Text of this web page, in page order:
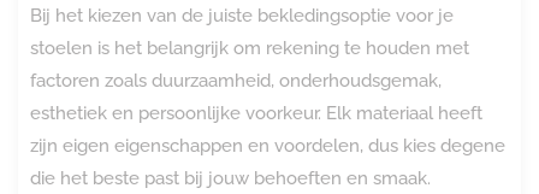
Bij het kiezen van de juiste bekledingsoptie voor je
stoelen is het belangrijk om rekening te houden met
factoren zoals duurzaamheid, onderhoudsgemak,
esthetiek en persoonlijke voorkeur. Elk materiaal heeft
zijn eigen eigenschappen en voordelen, dus kies degene
die het beste past bij jouw behoeften en smaak.